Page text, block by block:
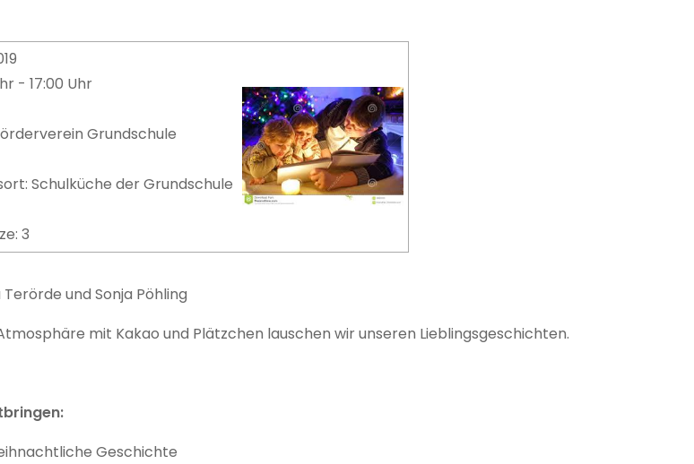
- 17:00 Uhr
Grundschule
Schulküche der Grundschule
3
und Sonja Pöhling
mit Kakao und Plätzchen lauschen wir unseren Lieblingsgeschichten.
Geschichte